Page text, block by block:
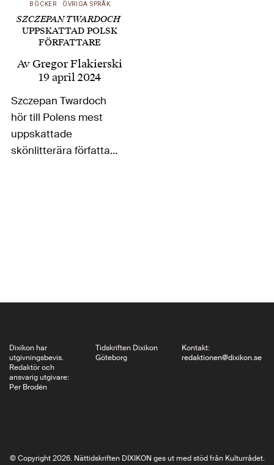
BÖCKER ÖVRIGA SPRÅK
SZCZEPAN TWARDOCH
UPPSKATTAD POLSK
FÖRFATTARE
AvGregor Flakierski
19 april 2024
Szczepan Twardoch
hör till Polens mest
uppskattade
skönlitterära författare
har han helt frankt
Dixikon har
utgivningsbevis.
Redaktör och
ansvarig utgivare:
Per Brodén
Tidskriften Dixikon
Göteborg
Kontakt:
redaktionen@dixikon.se
© Copyright 2026. Nättidskriften DIXIKON ges ut med stöd från Kulturrådet.